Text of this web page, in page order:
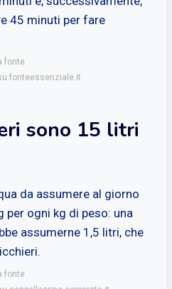
45 minuti per fare
fonte
fonteessenziale.it
sono 15 litri
da assumere al giorno
ogni kg di peso: una
assumerne 1,5 litri, che
fonte